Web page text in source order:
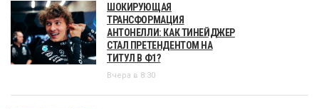
ШОКИРУЮЩАЯ
ТРАНСФОРМАЦИЯ
АНТОНЕЛЛИ: КАК ТИНЕЙДЖЕР
СТАЛ ПРЕТЕНДЕНТОМ НА
ТИТУЛ В Ф1?
Вчера в 8:30